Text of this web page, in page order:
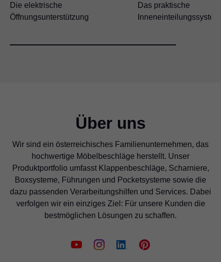
Die elektrische
Öffnungsunterstützung
Das praktische
Inneneinteilungssystem
Über uns
Wir sind ein österreichisches Familienunternehmen, das
hochwertige Möbelbeschläge herstellt. Unser
Produktportfolio umfasst Klappenbeschläge, Scharniere,
Boxsysteme, Führungen und Pocketsysteme sowie die
dazu passenden Verarbeitungshilfen und Services. Dabei
verfolgen wir ein einziges Ziel: Für unsere Kunden die
bestmöglichen Lösungen zu schaffen.